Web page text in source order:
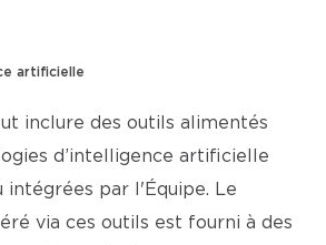
artificielle
inclure des outils alimentés
d’intelligence artificielle
intégrées par l'Équipe. Le
via ces outils est fourni à des